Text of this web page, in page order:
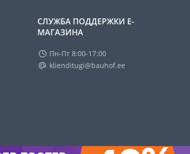
СЛУЖБА ПОДДЕРЖКИ Е-
МАГАЗИНА
Пн-Пт 8:00-17:00
klienditugi@bauhof.ee